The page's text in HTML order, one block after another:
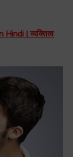
| व्यक्तित्व